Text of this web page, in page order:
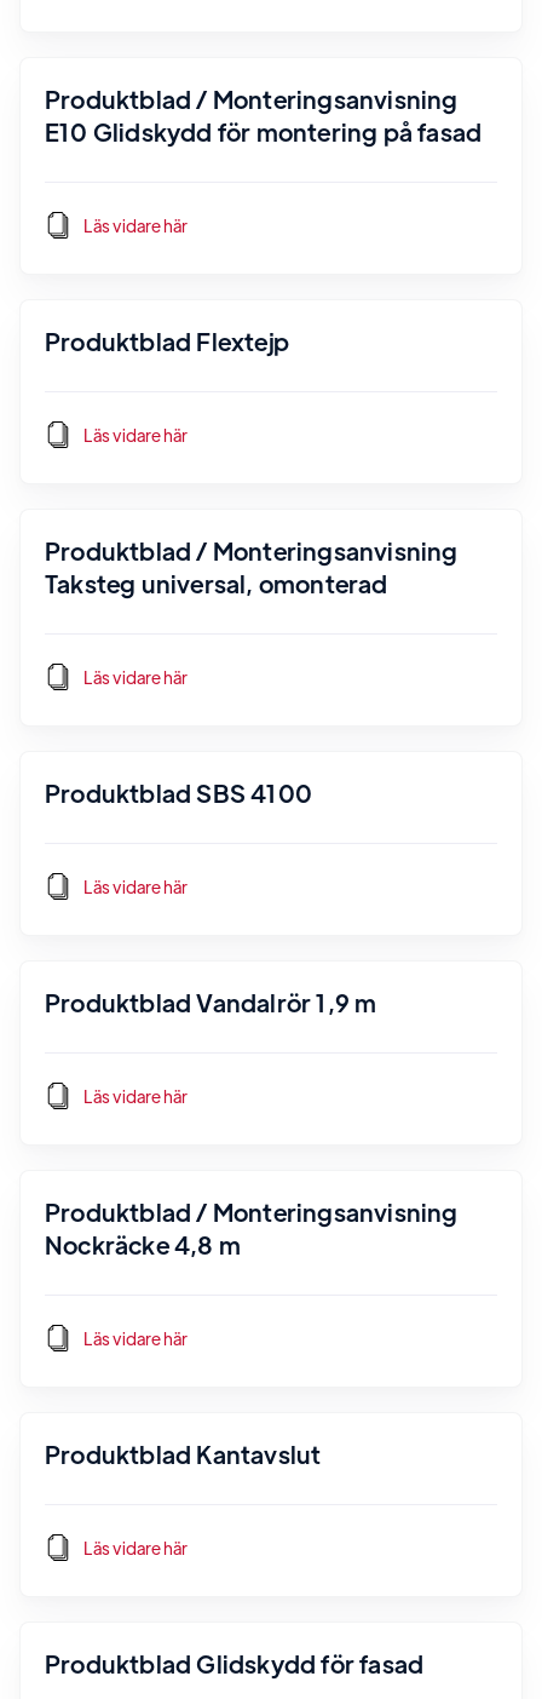
Produktblad / Monteringsanvisning
E10 Glidskydd för montering på fasad
Läs vidare här
Produktblad Flextejp
Läs vidare här
Produktblad / Monteringsanvisning
Taksteg universal, omonterad
Läs vidare här
Produktblad SBS 4100
Läs vidare här
Produktblad Vandalrör 1,9 m
Läs vidare här
Produktblad / Monteringsanvisning
Nockräcke 4,8 m
Läs vidare här
Produktblad Kantavslut
Läs vidare här
Produktblad Glidskydd för fasad